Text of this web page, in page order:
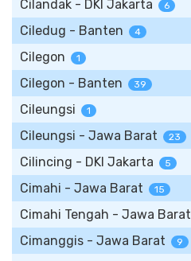
Cilandak - DKI Jakarta 6
Ciledug - Banten 4
Cilegon 1
Cilegon - Banten 39
Cileungsi 1
Cileungsi - Jawa Barat 23
Cilincing - DKI Jakarta 5
Cimahi - Jawa Barat 15
Cimahi Tengah - Jawa Barat
Cimanggis - Jawa Barat 9